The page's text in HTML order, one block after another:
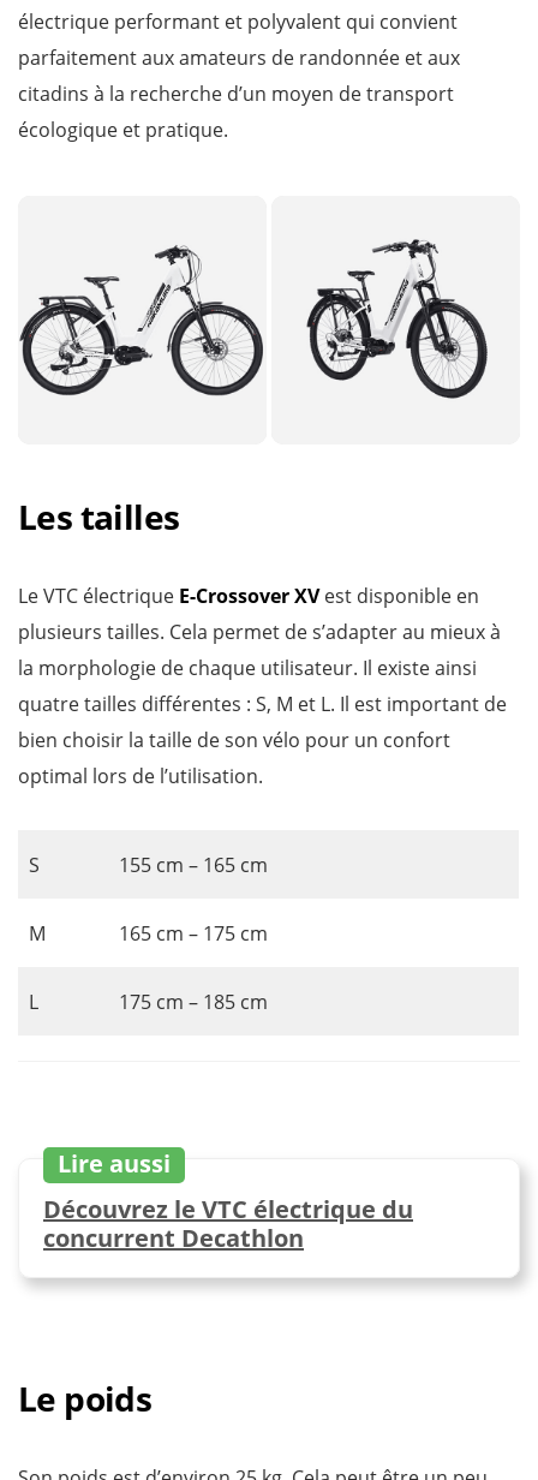
électrique performant et polyvalent qui convient
parfaitement aux amateurs de randonnée et aux
citadins à la recherche d’un moyen de transport
écologique et pratique.
Les tailles
Le VTC électrique E-Crossover XVest disponible en
plusieurs tailles. Cela permet de s’adapter au mieux à
la morphologie de chaque utilisateur. Il existe ainsi
quatre tailles différentes : S, M et L. Il est important de
bien choisir la taille de son vélo pour un confort
optimal lors de l’utilisation.
S 155 cm – 165 cm
M 165 cm – 175 cm
L 175 cm – 185 cm
Lire aussi
Découvrez le VTC électrique du
concurrent Decathlon
Le poids